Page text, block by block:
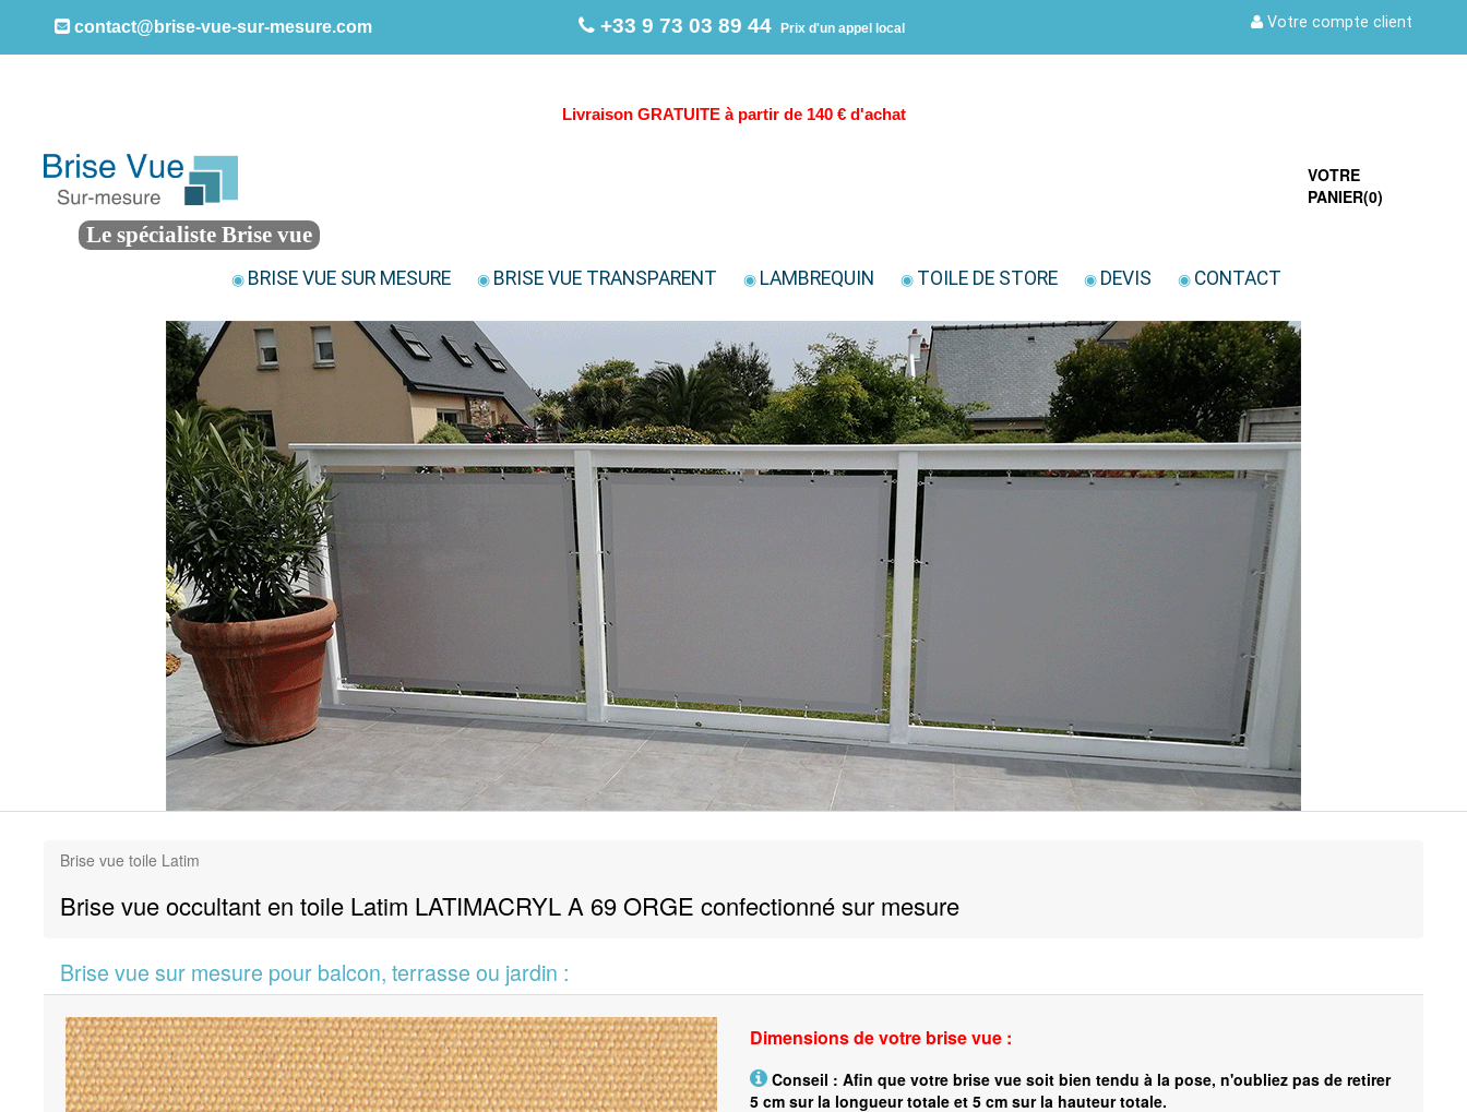
contact@brise-vue-sur-mesure.com +33 9 73 03 89 44 Prix d'un appel local Votre compte client
Livraison GRATUITE à partir de 140 € d'achat
Le spécialiste Brise vue
◉ BRISE VUE SUR MESURE ◉ BRISE VUE TRANSPARENT ◉ LAMBREQUIN ◉ TOILE DE STORE ◉ DEVIS ◉ CONTACT
VOTRE
PANIER(0)
Brise vue toile Latim
Brise vue occultant en toile Latim LATIMACRYL A 69 ORGE confectionné sur mesure
Brise vue sur mesure pour balcon, terrasse ou jardin :
Dimensions de votre brise vue :
Conseil : Afin que votre brise vue soit bien tendu à la pose, n'oubliez pas de retirer
5 cm sur la longueur totale et 5 cm sur la hauteur totale.